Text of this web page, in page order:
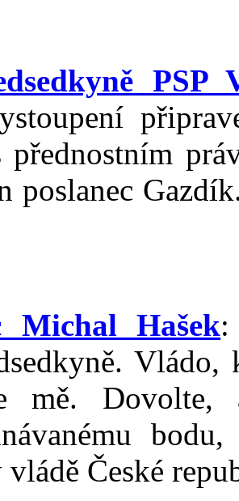
PSP
přednostním
poslanec
Michal Hašek:
mě. Dovolte,
vládě České